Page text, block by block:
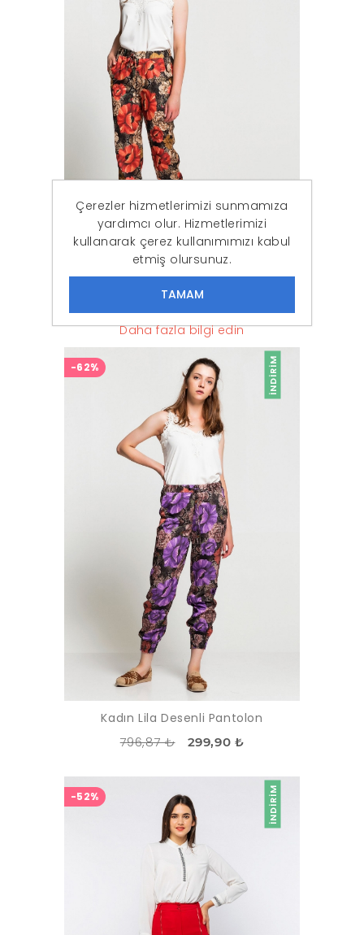
Kadın Kırmızı Desenli Pantolon
796,87 ₺ 299,90 ₺
İNDIRIM
-62%
Kadın Lila Desenli Pantolon
796,87 ₺ 299,90 ₺
İNDIRIM
-52%
Çerezler hizmetlerimizi sunmamıza
yardımcı olur. Hizmetlerimizi
kullanarak çerez kullanımımızı kabul
etmiş olursunuz.
Daha fazla bilgi edin